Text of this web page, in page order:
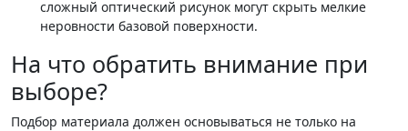
сложный оптический рисунок могут скрыть мелкие
неровности базовой поверхности.
На что обратить внимание при
выборе?
Подбор материала должен основываться не только на